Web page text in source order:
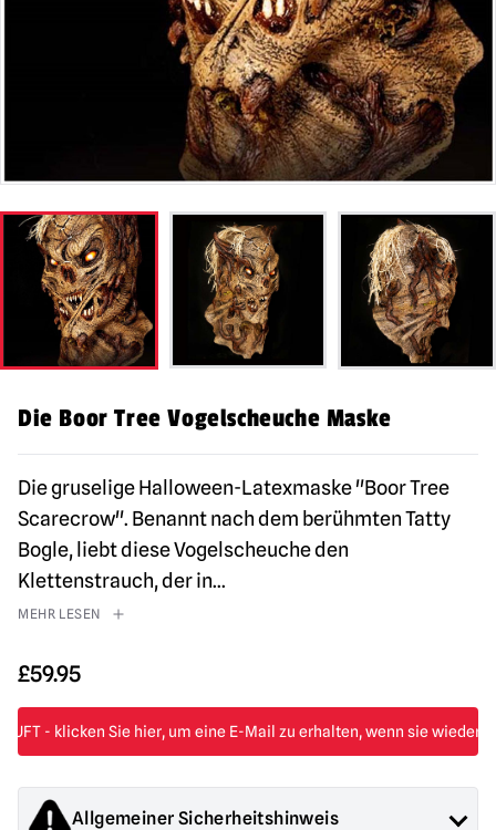
Die Boor Tree Vogelscheuche Maske
Die gruselige Halloween-Latexmaske "Boor Tree
Scarecrow". Benannt nach dem berühmten Tatty
Bogle, liebt diese Vogelscheuche den
Klettenstrauch, der in...
MEHR LESEN
£59.95
Allgemeiner Sicherheitshinweis